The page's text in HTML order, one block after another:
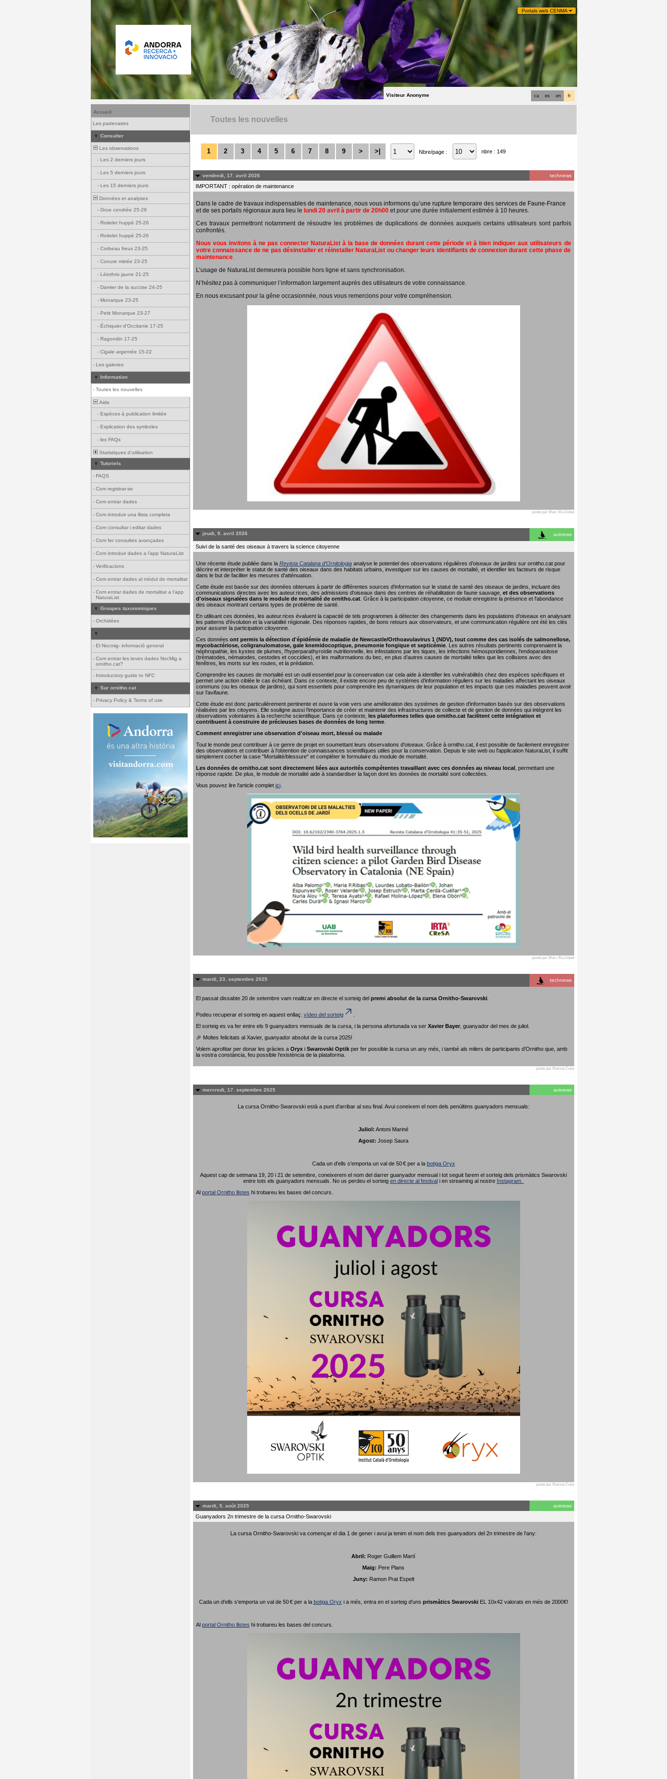
Portals web CENMA
fr
en
es
ca
Visiteur Anonyme
Accueil
Les partenaires
Consulter
Les observations
- Les 2 derniers jours
- Les 5 derniers jours
- Les 15 derniers jours
Données et analyses
- Grue cendrée 25-26
- Roitelet huppé 25-26
- Roitelet huppé 25-26
- Corbeau freux 23-25
- Conure mitrée 23-25
- Léiothrix jaune 21-25
- Damier de la succise 24-25
- Monarque 23-25
- Petit Monarque 23-27
- Échiquier d'Occitanie 17-25
- Ragondin 17-25
- Cigale argentée 15-22
- Les galeries
Information
- Toutes les nouvelles
Aide
- Espèces à publication limitée
- Explication des symboles
- les FAQs
Statistiques d'utilisation
Tutoriels
- FAQS
- Com registrar-se
- Com entrar dades
- Com introduir una llista completa
- Com consultar i editar dades
- Com fer consultes avançades
- Com introduir dades a l'app NaturaList
- Verificacions
- Com entrar dades al mòdul de mortalitat
- Com entrar dades de mortalitat a l'app
NaturaList
Groupes taxonomiques
- Orchidées
- El Nocmig- informació general
- Com entrar les teves dades NocMig a
ornitho.cat?
- Introductory guide to NFC
Sur ornitho.cat
- Privacy Policy & Terms of use
Toutes les nouvelles
1 2 3 4 5 6 7 8 9 > >| Nbre/page : nbre : 149
vendredi, 17. avril 2026 technews
IMPORTANT : opération de maintenance
Dans le cadre de travaux indispensables de maintenance, nous vous informons qu’une rupture temporaire des services de Faune-France
et de ses portails régionaux aura lieu le lundi 20 avril à partir de 20h00 et pour une durée initialement estimée à 10 heures.
Ces travaux permettront notamment de résoudre les problèmes de duplications de données auxquels certains utilisateurs sont parfois
confrontés.
Nous vous invitons à ne pas connecter NaturaList à la base de données durant cette période et à bien indiquer aux utilisateurs de
votre connaissance de ne pas désinstaller et réinstaller NaturaList ou changer leurs identifiants de connexion durant cette phase de
maintenance.
L’usage de NaturaList demeurera possible hors ligne et sans synchronisation.
N’hésitez pas à communiquer l’information largement auprès des utilisateurs de votre connaissance.
En nous excusant pour la gêne occasionnée, nous vous remercions pour votre compréhension.
posté par Marc Illa Llobet
jeudi, 9. avril 2026 avinews
Suivi de la santé des oiseaux à travers la science citoyenne
Une récente étude publiée dans la Revista Catalana d’Ornitologiaanalyse le potentiel des observations régulières d'oiseaux de jardins sur ornitho.cat pour
décrire et interpréter le statut de santé des oiseaux dans des habitats urbains, investiguer sur les causes de mortalité, et identifier les facteurs de risque
dans le but de faciliter les mesures d'atténuation.
Cette étude est basée sur des données obtenues à partir de différentes sources d'information sur le statut de santé des oiseaux de jardins, incluant des
communications directes avec les auteur.rices, des admissions d'oiseaux dans des centres de réhabilitation de faune sauvage, et des observations
d'oiseaux signalées dans le module de mortalité de ornitho.cat. Grâce à la participation citoyenne, ce module enregistre la présence et l'abondance
des oiseaux montrant certains types de problème de santé.
En utilisant ces données, les auteur.rices évaluent la capacité de tels programmes à détecter des changements dans les populations d'oiseaux en analysant
les patterns d'évolution et la variabilité régionale. Des réponses rapides, de bons retours aux observateurs, et une communication régulière ont été les clés
pour assurer la participation citoyenne.
Ces données ont permis la détection d'épidémie de maladie de Newcastle/Orthoavulavirus 1 (NDV), tout comme des cas isolés de salmonellose,
mycobactériose, coligranulomatose, gale knemidocoptique, pneumonie fongique et septicémie. Les autres résultats pertinents comprenaient la
néphropathie, les kystes de plumes, l’hyperparathyroïdie nutritionnelle, les infestations par les tiques, les infections hémosporidiennes, l’endoparasitose
(trématodes, nématodes, cestodes et coccidies), et les malformations du bec, en plus d’autres causes de mortalité telles que les collisions avec des
fenêtres, les morts sur les routes, et la prédation.
Comprendre les causes de mortalité est un outil essentiel pour la conservation car cela aide à identifier les vulnérabilités chez des espèces spécifiques et
permet une action ciblée le cas échéant. Dans ce contexte, il existe encore peu de systèmes d’information réguliers sur les maladies affectant les oiseaux
communs (ou les oiseaux de jardins), qui sont essentiels pour comprendre les dynamiques de leur population et les impacts que ces maladies peuvent avoir
sur l'avifaune.
Cette étude est donc particulièrement pertinente et ouvre la voie vers une amélioration des systèmes de gestion d'information basés sur des observations
réalisées par les citoyens. Elle souligne aussi l’importance de créer et maintenir des infrastructures de collecte et de gestion de données qui intègrent les
observations volontaires à la recherche scientifique. Dans ce contexte, les plateformes telles que ornitho.cat facilitent cette intégration et
contribuent à construire de précieuses bases de données de long terme.
Comment enregistrer une observation d'oiseau mort, blessé ou malade
Tout le monde peut contribuer à ce genre de projet en soumettant leurs observations d'oiseaux. Grâce à ornitho.cat, il est possible de facilement enregistrer
des observations et contribuer à l'obtention de connaissances scientifiques utiles pour la conservation. Depuis le site web ou l'application NaturaList, il suffit
simplement cocher la case "Mortalité/blessure" et compléter le formulaire du module de mortalité.
Les données de ornitho.cat sont directement liées aux autorités compétentes travaillant avec ces données au niveau local, permettant une
réponse rapide. De plus, le module de mortalité aide à standardiser la façon dont les données de mortalité sont collectées.
Vous pouvez lire l'article complet ici.
posté par Marc Illa Llobet
mardi, 23. septembre 2025 technews
El passat dissabte 20 de setembre vam realitzar en directe el sorteig del premi absolut de la cursa Ornitho-Swarovski.
Podeu recuperar el sorteig en aquest enllaç: vídeo del sorteig
El sorteig es va fer entre els 9 guanyadors mensuals de la cursa, i la persona afortunada va ser Xavier Bayer, guanyador del mes de juliol.
🎉 Moltes felicitats al Xavier, guanyador absolut de la cursa 2025!
Volem aprofitar per donar les gràcies a Oryxi Swarovski Optikper fer possible la cursa un any més, i també als milers de participants d’Ornitho que, amb
la vostra constància, feu possible l’existència de la plataforma.
posté par Marina Cuito
mercredi, 17. septembre 2025 avinews
La cursa Ornitho-Swarovski està a punt d'arribar al seu final. Avui coneixem el nom dels penúltims guanyadors mensuals:
Juliol: Antoni Mariné
Agost: Josep Saura
Cada un d'ells s'emporta un val de 50 € per a la botiga Oryx
Aquest cap de setmana 19, 20 i 21 de setembre, coneixerem el nom del darrer guanyador mensual i tot seguit farem el sorteig dels prismàtics Swarovski
entre tots els guanyadors mensuals. No us perdeu el sorteig en directe al festivali en streaming al nostre Instagram.
Al portal Ornitho llistes hi trobareu les bases del concurs.
posté par Marina Cuito
mardi, 5. août 2025 avinews
Guanyadors 2n trimestre de la cursa Ornitho-Swarovski
La cursa Ornitho-Swarovski va començar el dia 1 de gener i avui ja tenim el nom dels tres guanyadors del 2n trimestre de l'any:
Abril: Roger Guillem Martí
Maig: Pere Plans
Juny: Ramon Prat Espelt
Cada un d'ells s'emporta un val de 50 € per a la botiga Oryx i a més, entra en el sorteig d'uns prismàtics SwarovskiEL 10x42 valorats en més de 2000€!
Al portal Ornitho llistes hi trobareu les bases del concurs.